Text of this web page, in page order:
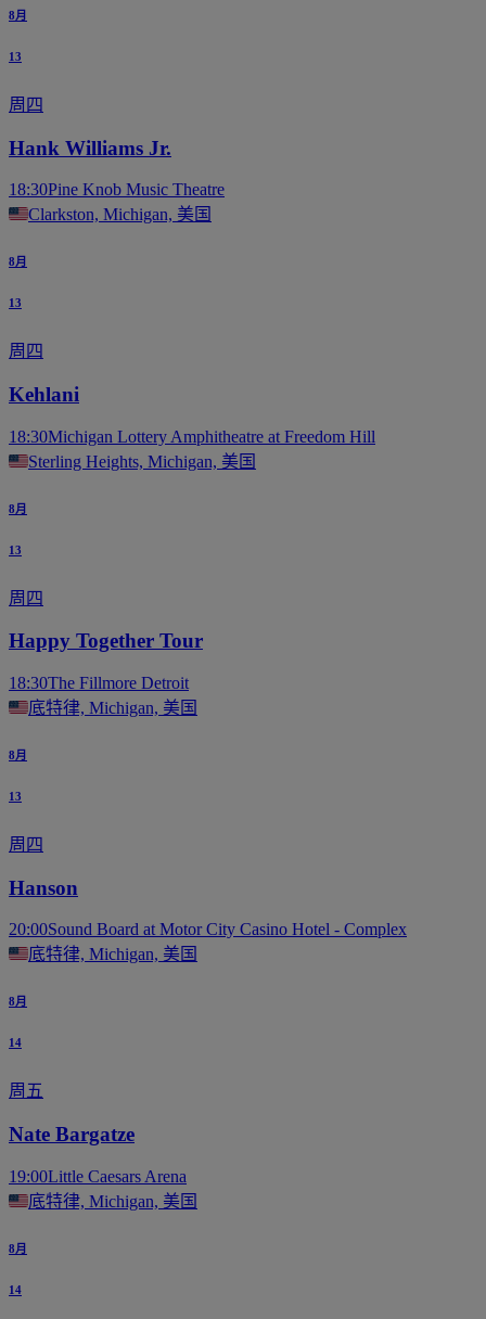
8月
13
周四
Hank Williams Jr.
18:30Pine Knob Music Theatre
Clarkston, Michigan, 美国
8月
13
周四
Kehlani
18:30Michigan Lottery Amphitheatre at Freedom Hill
Sterling Heights, Michigan, 美国
8月
13
周四
Happy Together Tour
18:30The Fillmore Detroit
底特律, Michigan, 美国
8月
13
周四
Hanson
20:00Sound Board at Motor City Casino Hotel - Complex
底特律, Michigan, 美国
8月
14
周五
Nate Bargatze
19:00Little Caesars Arena
底特律, Michigan, 美国
8月
14